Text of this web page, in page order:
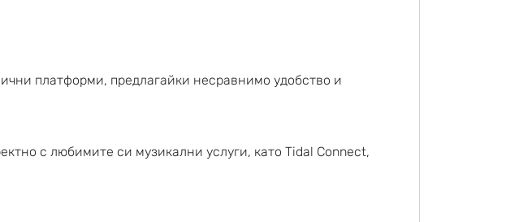
платформи, предлагайки несравнимо удобство и
с любимите си музикални услуги, като Tidal Connect,